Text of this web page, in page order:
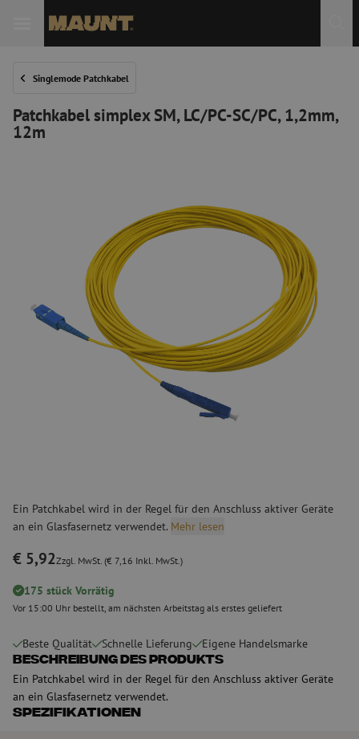
Singlemode Patchkabel
Patchkabel simplex SM, LC/PC-SC/PC, 1,2mm,
12m
Ein Patchkabel wird in der Regel für den Anschluss aktiver Geräte
an ein Glasfasernetz verwendet. Mehr lesen
€ 5,92Zzgl. MwSt. (€ 7,16 Inkl. MwSt.)
175 stück Vorrätig
Vor 15:00 Uhr bestellt, am nächsten Arbeitstag als erstes geliefert
Beste Qualität Schnelle Lieferung Eigene Handelsmarke
Beschreibung des Produkts
Ein Patchkabel wird in der Regel für den Anschluss aktiver Geräte
an ein Glasfasernetz verwendet.
Spezifikationen